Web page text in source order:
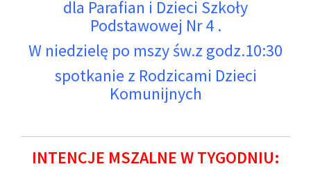
dla Parafian i Dzieci Szkoły
Podstawowej Nr 4 .
W niedzielę po mszy św.z godz.10:30
spotkanie z Rodzicami Dzieci
Komunijnych
INTENCJE MSZALNE W TYGODNIU: